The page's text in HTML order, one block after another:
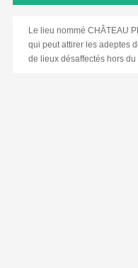
Le lieu nommé CHÂTEAU
qui peut attirer les adeptes
de lieux désaffectés hors du